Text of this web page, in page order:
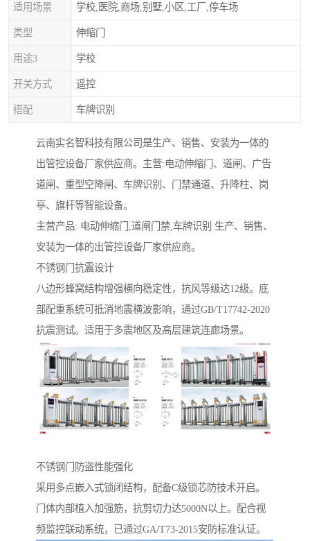
适用场景 学校,医院,商场,别墅,小区,工厂,停车场
类型 伸缩门
用途3 学校
开关方式 遥控
搭配 车牌识别
云南实名智科技有限公司是生产、销售、安装为一体的
出管控设备厂家供应商。主营:电动伸缩门、道闸、广告
道闸、重型空降闸、车牌识别、门禁通道、升降柱、岗
亭、旗杆等智能设备。
主营产品: 电动伸缩门,道闸门禁,车牌识别 生产、销售、
安装为一体的出管控设备厂家供应商。
不锈钢门抗震设计‌
八边形蜂窝结构增强横向稳定性，抗风等级达12级。底
部配重系统可抵消地震横波影响，通过GB/T17742-2020
抗震测试。适用于多震地区及高层建筑连廊场景。
不锈钢门防盗性能强化‌
采用多点嵌入式锁闭结构，配备C级锁芯防技术开启。
门体内部植入加强筋，抗剪切力达5000N以上。配合视
频监控联动系统，已通过GA/T73-2015安防标准认证。